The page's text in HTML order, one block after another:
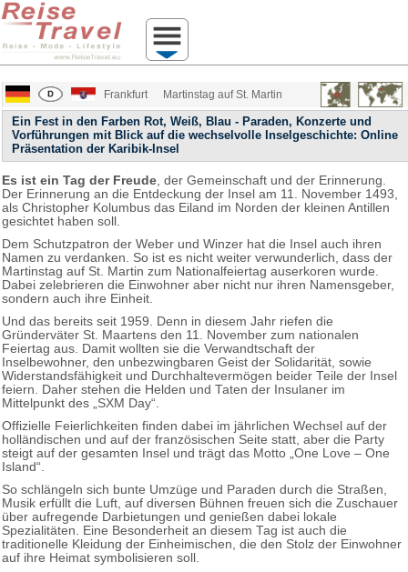
Frankfurt Martinstag auf St. Martin
Ein Fest in den Farben Rot, Weiß, Blau - Paraden, Konzerte und
Vorführungen mit Blick auf die wechselvolle Inselgeschichte: Online
Präsentation der Karibik-Insel
Es ist ein Tag der Freude , der Gemeinschaft und der Erinnerung.
Der Erinnerung an die Entdeckung der Insel am 11. November 1493,
als Christopher Kolumbus das Eiland im Norden der kleinen Antillen
gesichtet haben soll.
Dem Schutzpatron der Weber und Winzer hat die Insel auch ihren
Namen zu verdanken. So ist es nicht weiter verwunderlich, dass der
Martinstag auf St. Martin zum Nationalfeiertag auserkoren wurde.
Dabei zelebrieren die Einwohner aber nicht nur ihren Namensgeber,
sondern auch ihre Einheit.
Und das bereits seit 1959. Denn in diesem Jahr riefen die
Gründerväter St. Maartens den 11. November zum nationalen
Feiertag aus. Damit wollten sie die Verwandtschaft der
Inselbewohner, den unbezwingbaren Geist der Solidarität, sowie
Widerstandsfähigkeit und Durchhaltevermögen beider Teile der Insel
feiern. Daher stehen die Helden und Taten der Insulaner im
Mittelpunkt des „SXM Day“.
Offizielle Feierlichkeiten finden dabei im jährlichen Wechsel auf der
holländischen und auf der französischen Seite statt, aber die Party
steigt auf der gesamten Insel und trägt das Motto „One Love – One
Island“.
So schlängeln sich bunte Umzüge und Paraden durch die Straßen,
Musik erfüllt die Luft, auf diversen Bühnen freuen sich die Zuschauer
über aufregende Darbietungen und genießen dabei lokale
Spezialitäten. Eine Besonderheit an diesem Tag ist auch die
traditionelle Kleidung der Einheimischen, die den Stolz der Einwohner
auf ihre Heimat symbolisieren soll.